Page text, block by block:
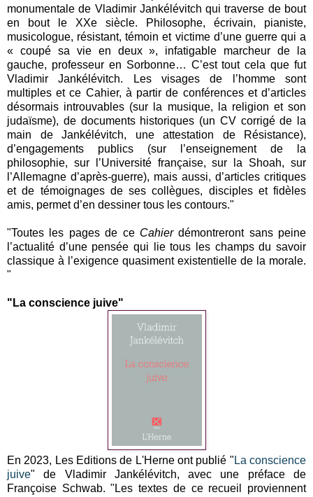
monumentale de Vladimir Jankélévitch qui traverse de bout
en bout le XXe siècle. Philosophe, écrivain, pianiste,
musicologue, résistant, témoin et victime d’une guerre qui a
« coupé sa vie en deux », infatigable marcheur de la
gauche, professeur en Sorbonne… C’est tout cela que fut
Vladimir Jankélévitch. Les visages de l’homme sont
multiples et ce Cahier, à partir de conférences et d’articles
désormais introuvables (sur la musique, la religion et son
judaïsme), de documents historiques (un CV corrigé de la
main de Jankélévitch, une attestation de Résistance),
d’engagements publics (sur l’enseignement de la
philosophie, sur l’Université française, sur la Shoah, sur
l’Allemagne d’après-guerre), mais aussi, d’articles critiques
et de témoignages de ses collègues, disciples et fidèles
amis, permet d’en dessiner tous les contours."
"Toutes les pages de ce Cahierdémontreront sans peine
l’actualité d’une pensée qui lie tous les champs du savoir
classique à l’exigence quasiment existentielle de la morale.
"
"La conscience juive"
En 2023, Les Editions de L'Herne ont publié " La conscience
juive" de Vladimir Jankélévitch, avec une préface de
Françoise Schwab. "Les textes de ce recueil proviennent